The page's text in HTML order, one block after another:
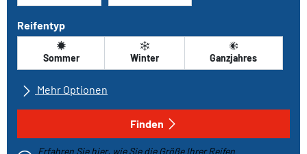
Reifentyp
Sommer Winter Ganzjahres
Mehr Optionen
Alle Marken
Finden
Erfahren Sie hier, wie Sie die Größe Ihrer Reifen